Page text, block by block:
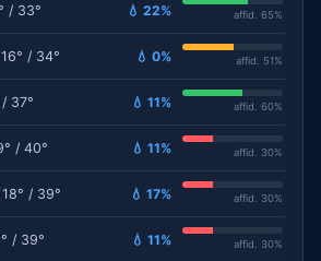
/ 33° 💧 22% affid. 65%
16° / 34° 💧 0% affid. 51%
37° 💧 11% affid. 60%
/ 40° 💧 11% affid. 30%
18° / 39° 💧 17% affid. 30%
/ 39° 💧 11% affid. 30%